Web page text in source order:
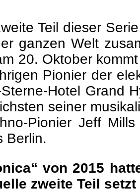
Teil dieser
ganzen Welt
20. Oktober
Pionier der
Hotel Grand
seiner
Pionier Jeff
Berlin.
von 2015
zweite Teil